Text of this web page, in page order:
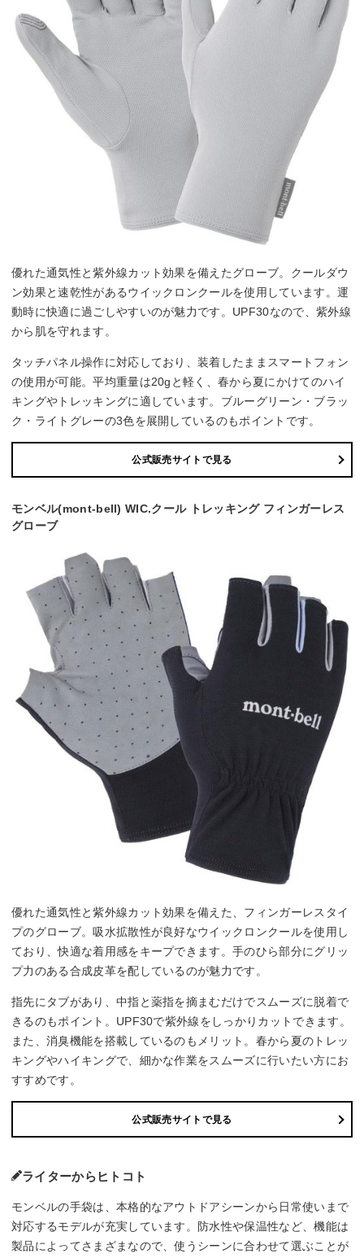
優れた通気性と紫外線カット効果を備えたグローブ。クールダウ
ン効果と速乾性があるウイックロンクールを使用しています。運
動時に快適に過ごしやすいのが魅力です。UPF30なので、紫外線
から肌を守れます。
タッチパネル操作に対応しており、装着したままスマートフォン
の使用が可能。平均重量は20gと軽く、春から夏にかけてのハイ
キングやトレッキングに適しています。ブルーグリーン・ブラッ
ク・ライトグレーの3色を展開しているのもポイントです。
公式販売サイトで見る
モンベル(mont-bell) WIC.クール トレッキング フィンガーレス
グローブ
優れた通気性と紫外線カット効果を備えた、フィンガーレスタイ
プのグローブ。吸水拡散性が良好なウイックロンクールを使用し
ており、快適な着用感をキープできます。手のひら部分にグリッ
プ力のある合成皮革を配しているのが魅力です。
指先にタブがあり、中指と薬指を摘まむだけでスムーズに脱着で
きるのもポイント。UPF30で紫外線をしっかりカットできます。
また、消臭機能を搭載しているのもメリット。春から夏のトレッ
キングやハイキングで、細かな作業をスムーズに行いたい方にお
すすめです。
公式販売サイトで見る
ライターからヒトコト
モンベルの手袋は、本格的なアウトドアシーンから日常使いまで
対応するモデルが充実しています。防水性や保温性など、機能は
製品によってさまざまなので、使うシーンに合わせて選ぶことが